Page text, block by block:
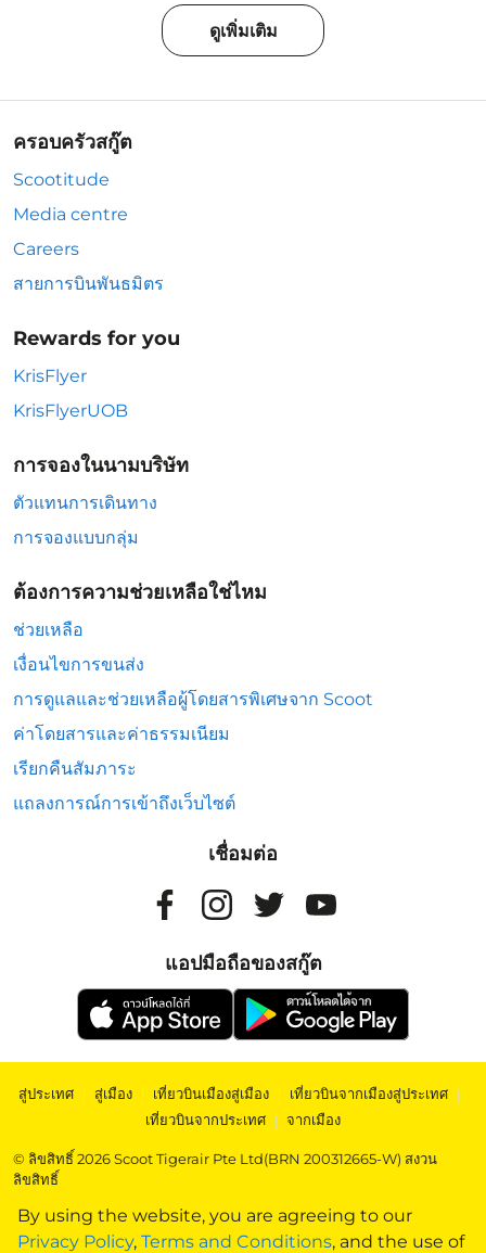
By using the website, you are agreeing to our
Privacy Policy, Terms and Conditions, and the use of
ดูเพิ่มเติม
ครอบครัวสกู๊ต
Scootitude
Media centre
Careers
สายการบินพันธมิตร
Rewards for you
KrisFlyer
KrisFlyerUOB
การจองในนามบริษัท
ตัวแทนการเดินทาง
การจองแบบกลุ่ม
ต้องการความช่วยเหลือใช่ไหม
ช่วยเหลือ
เงื่อนไขการขนส่ง
การดูแลและช่วยเหลือผู้โดยสารพิเศษจาก Scoot
ค่าโดยสารและค่าธรรมเนียม
เรียกคืนสัมภาระ
แถลงการณ์การเข้าถึงเว็บไซต์
เชื่อมต่อ
แอปมือถือของสกู๊ต
สู่ประเทศ | สู่เมือง | เที่ยวบินเมืองสู่เมือง | เที่ยวบินจากเมืองสู่ประเทศ |
เที่ยวบินจากประเทศ | จากเมือง
© ลิขสิทธิ์ 2026 Scoot Tigerair Pte Ltd(BRN 200312665-W) สงวน
ลิขสิทธิ์